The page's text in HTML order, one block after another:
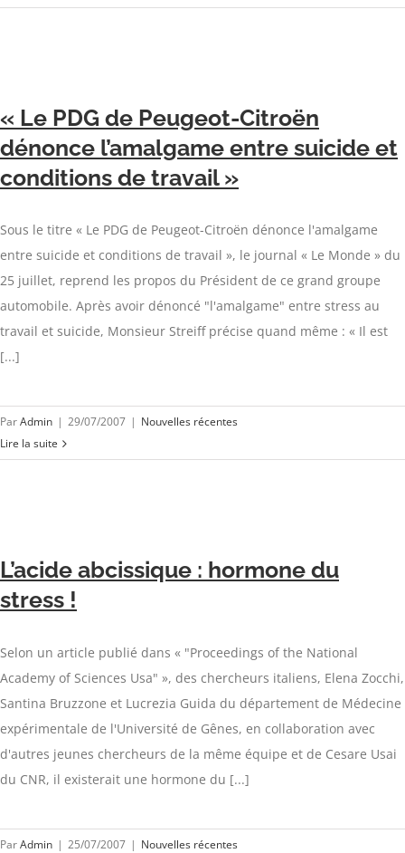
« Le PDG de Peugeot-Citroën
dénonce l’amalgame entre suicide et
conditions de travail »
Sous le titre « Le PDG de Peugeot-Citroën dénonce l'amalgame
entre suicide et conditions de travail », le journal « Le Monde » du
25 juillet, reprend les propos du Président de ce grand groupe
automobile. Après avoir dénoncé "l'amalgame" entre stress au
travail et suicide, Monsieur Streiff précise quand même : « Il est
[...]
ParAdmin | 29/07/2007 | Nouvelles récentes
Lire la suite
L’acide abcissique : hormone du
stress !
Selon un article publié dans « "Proceedings of the National
Academy of Sciences Usa" », des chercheurs italiens, Elena Zocchi,
Santina Bruzzone et Lucrezia Guida du département de Médecine
expérimentale de l'Université de Gênes, en collaboration avec
d'autres jeunes chercheurs de la même équipe et de Cesare Usai
du CNR, il existerait une hormone du [...]
ParAdmin | 25/07/2007 | Nouvelles récentes